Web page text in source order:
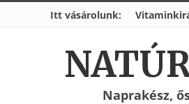
Itt vásárolunk:
Naprakész,